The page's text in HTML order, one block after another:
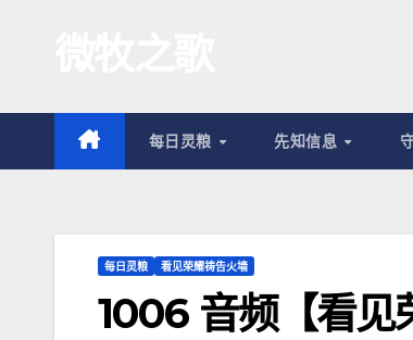
容
每日灵粮 先知信息
每日灵粮 看见荣耀祷告火墙
1006 音频【看见